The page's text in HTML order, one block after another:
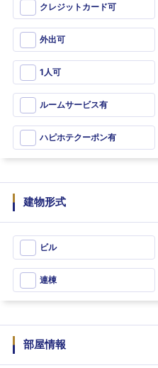
クレジットカード可
外出可
1人可
ルームサービス有
ハピホテクーポン有
建物形式
ビル
連棟
部屋情報